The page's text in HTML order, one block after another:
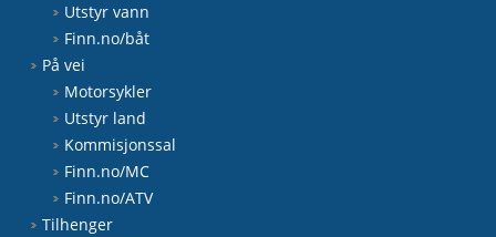
Utstyr vann
Finn.no/båt
På vei
Motorsykler
Utstyr land
Kommisjonssal
Finn.no/MC
Finn.no/ATV
Tilhenger